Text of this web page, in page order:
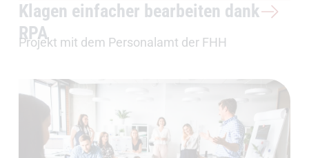
Klagen einfacher bearbeiten dank
RPA
Projekt mit dem Personalamt der FHH